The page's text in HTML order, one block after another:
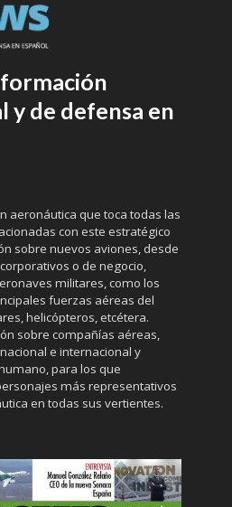
y de defensa en
aeronáutica que toca todas las
con este estratégico
sobre nuevos aviones, desde
o de negocio,
militares, como los
fuerzas aéreas del
helicópteros, etcétera.
sobre compañías aéreas,
e internacional y
para los que
más representativos
en todas sus vertientes.